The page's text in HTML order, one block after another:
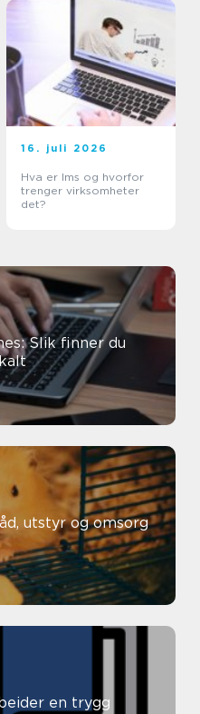
16. juli 2026
Hva er lms og hvorfor
trenger virksomheter
det?
Slik finner du
utstyr og omsorg
trygg